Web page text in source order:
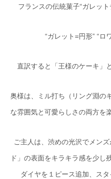
フランスの伝統菓子“ガレッ
“ガレット=円形” “ロ
直訳すると「王様のケーキ」
奥様は、ミル打ち（リング淵の
な雰囲気と可愛らしさの両方を
ご主人は、渋めの光沢でメン
ド」の表面をキラキラ感を少し
ダイヤを１ピース追加、ス